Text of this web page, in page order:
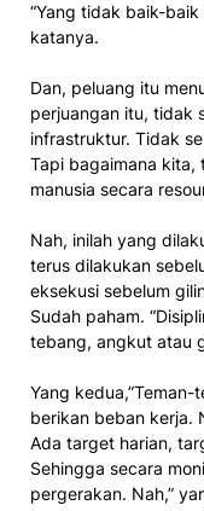
“Yang tidak baik-
katanya.
Dan, peluang itu
perjuangan itu, tidak
infrastruktur. Tidak
Tapi bagaimana kita,
manusia secara
Nah, inilah yang
terus dilakukan
eksekusi sebelum
Sudah paham.
tebang, angkut atau
Yang
berikan beban kerja.
Ada target harian,
Sehingga secara
pergerakan. Nah,”